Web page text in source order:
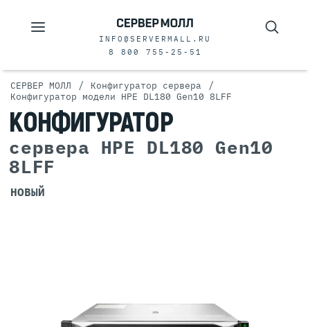
INFO@SERVERMALL.RU
8 800 755-25-51
СЕРВЕР МОЛЛ / Конфигуратор сервера /
Конфигуратор модели HPE DL180 Gen10 8LFF
КОНФИГУРАТОР
сервера HPE DL180 Gen10
8LFF
НОВЫЙ